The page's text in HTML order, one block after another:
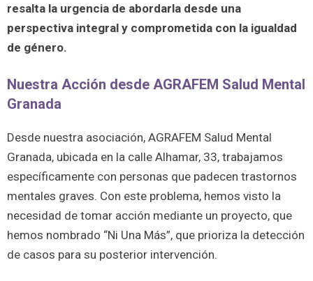
resalta la urgencia de abordarla desde una
perspectiva integral y comprometida con la igualdad
de género.
Nuestra Acción desde AGRAFEM Salud Mental
Granada
Desde nuestra asociación, AGRAFEM Salud Mental
Granada, ubicada en la calle Alhamar, 33, trabajamos
específicamente con personas que padecen trastornos
mentales graves. Con este problema, hemos visto la
necesidad de tomar acción mediante un proyecto, que
hemos nombrado “Ni Una Más”, que prioriza la detección
de casos para su posterior intervención.